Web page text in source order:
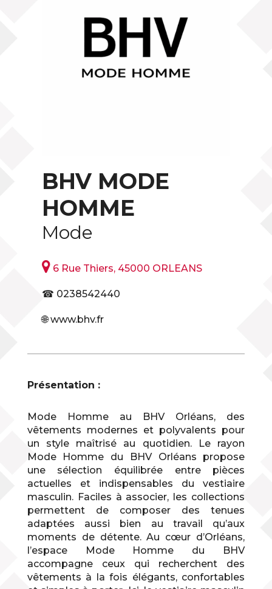
BHV MODE
HOMME
Mode
6 Rue Thiers, 45000 ORLEANS
☎ 0238542440
🌐 www.bhv.fr
Présentation :
Mode Homme au BHV Orléans, des
vêtements modernes et polyvalents pour
un style maîtrisé au quotidien. Le rayon
Mode Homme du BHV Orléans propose
une sélection équilibrée entre pièces
actuelles et indispensables du vestiaire
masculin. Faciles à associer, les collections
permettent de composer des tenues
adaptées aussi bien au travail qu’aux
moments de détente. Au cœur d’Orléans,
l’espace Mode Homme du BHV
accompagne ceux qui recherchent des
vêtements à la fois élégants, confortables